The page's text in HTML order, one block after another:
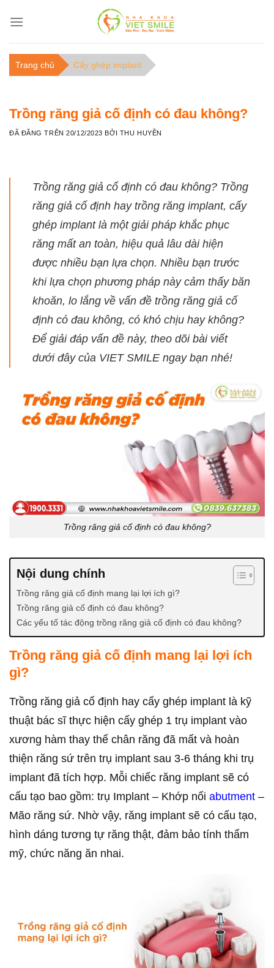
Trang chủ Cấy ghép implant
Trồng răng giả cố định có đau không?
ĐÃ ĐĂNG TRÊN20/12/2023 BỞI THU HUYỀN
Trồng răng giả cố định có đau không? Trồng
răng giả cố định hay trồng răng implant, cấy
ghép implant là một giải pháp khắc phục
răng mất an toàn, hiệu quả lâu dài hiện
được nhiều bạn lựa chọn. Nhiều bạn trước
khi lựa chọn phương pháp này cảm thấy băn
khoăn, lo lắng về vấn đề trồng răng giả cố
định có đau không, có khó chịu hay không?
Để giải đáp vấn đề này, theo dõi bài viết
dưới đây của VIET SMILE ngay bạn nhé!
Trồng răng giả cố định có đau không?
Nội dung chính
Trồng răng giả cố định mang lại lợi ích gì?
Trồng răng giả cố định có đau không?
Các yếu tố tác động trồng răng giả cố định có đau không?
Trồng răng giả cố định mang lại lợi ích
gì?
Trồng răng giả cố định hay cấy ghép implant là kỹ
thuật bác sĩ thực hiện cấy ghép 1 trụ implant vào
xương hàm thay thế chân răng đã mất và hoàn
thiện răng sứ trên trụ implant sau 3-6 tháng khi trụ
implant đã tích hợp. Mỗi chiếc răng implant sẽ có
cấu tạo bao gồm: trụ Implant – Khớp nối abutment –
Mão răng sứ. Nhờ vậy, răng implant sẽ có cấu tạo,
hình dáng tương tự răng thật, đảm bảo tính thẩm
mỹ, chức năng ăn nhai.